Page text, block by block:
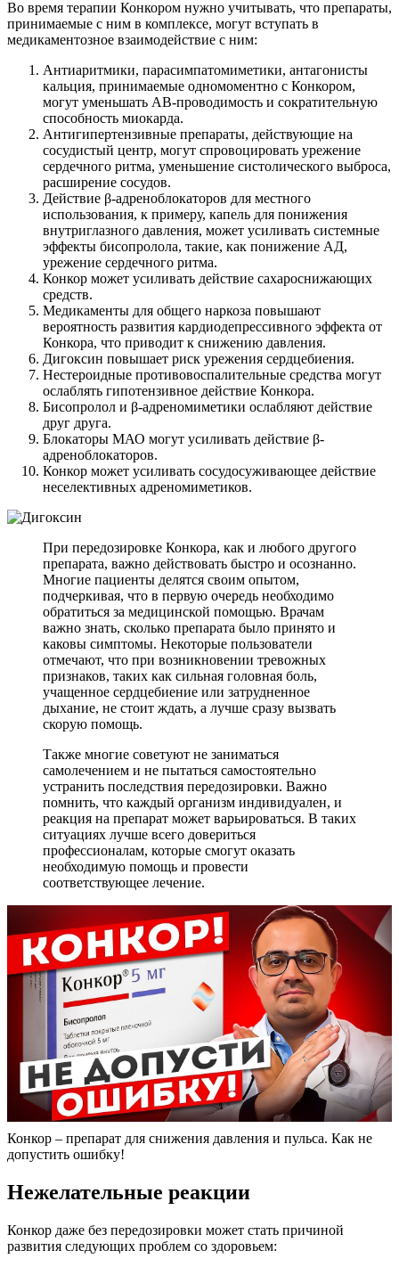
Во время терапии Конкором нужно учитывать, что препараты,
принимаемые с ним в комплексе, могут вступать в
медикаментозное взаимодействие с ним:
Антиаритмики, парасимпатомиметики, антагонисты
кальция, принимаемые одномоментно с Конкором,
могут уменьшать АВ-проводимость и сократительную
способность миокарда.
Антигипертензивные препараты, действующие на
сосудистый центр, могут спровоцировать урежение
сердечного ритма, уменьшение систолического выброса,
расширение сосудов.
Действие β-адреноблокаторов для местного
использования, к примеру, капель для понижения
внутриглазного давления, может усиливать системные
эффекты бисопролола, такие, как понижение АД,
урежение сердечного ритма.
Конкор может усиливать действие сахароснижающих
средств.
Медикаменты для общего наркоза повышают
вероятность развития кардиодепрессивного эффекта от
Конкора, что приводит к снижению давления.
Дигоксин повышает риск урежения сердцебиения.
Нестероидные противовоспалительные средства могут
ослаблять гипотензивное действие Конкора.
Бисопролол и β-адреномиметики ослабляют действие
друг друга.
Блокаторы МАО могут усиливать действие β-
адреноблокаторов.
Конкор может усиливать сосудосуживающее действие
неселективных адреномиметиков.
При передозировке Конкора, как и любого другого
препарата, важно действовать быстро и осознанно.
Многие пациенты делятся своим опытом,
подчеркивая, что в первую очередь необходимо
обратиться за медицинской помощью. Врачам
важно знать, сколько препарата было принято и
каковы симптомы. Некоторые пользователи
отмечают, что при возникновении тревожных
признаков, таких как сильная головная боль,
учащенное сердцебиение или затрудненное
дыхание, не стоит ждать, а лучше сразу вызвать
скорую помощь.
Также многие советуют не заниматься
самолечением и не пытаться самостоятельно
устранить последствия передозировки. Важно
помнить, что каждый организм индивидуален, и
реакция на препарат может варьироваться. В таких
ситуациях лучше всего довериться
профессионалам, которые смогут оказать
необходимую помощь и провести
соответствующее лечение.
Конкор – препарат для снижения давления и пульса. Как не
допустить ошибку!
Нежелательные реакции
Конкор даже без передозировки может стать причиной
развития следующих проблем со здоровьем: